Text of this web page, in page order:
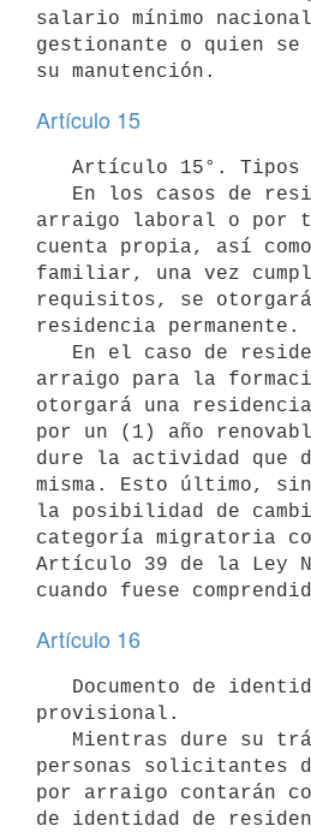
salario mínimo
gestionante o quien se
Artículo 15
arraigo laboral o por
cuenta propia, así
familiar, una vez
requisitos, se otorgará
residencia permanente.
arraigo para la
otorgará una
por un (1) año
dure la actividad que
misma. Esto último,
la posibilidad de
categoría migratoria
Artículo 39 de la Ley
Artículo 16
provisional.
personas solicitantes
por arraigo contarán
de identidad de